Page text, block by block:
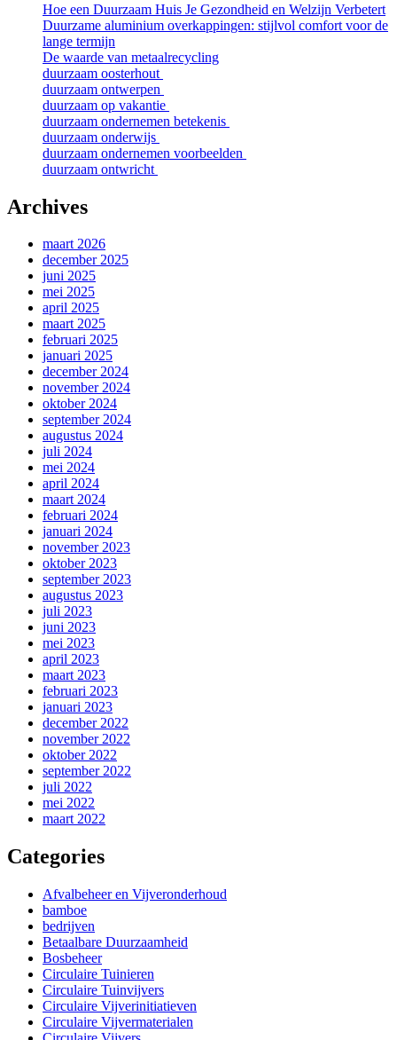
Hoe een Duurzaam Huis Je Gezondheid en Welzijn Verbetert
Duurzame aluminium overkappingen: stijlvol comfort voor de
lange termijn
De waarde van metaalrecycling
duurzaam oosterhout
duurzaam ontwerpen
duurzaam op vakantie
duurzaam ondernemen betekenis
duurzaam onderwijs
duurzaam ondernemen voorbeelden
duurzaam ontwricht
Archives
maart 2026
december 2025
juni 2025
mei 2025
april 2025
maart 2025
februari 2025
januari 2025
december 2024
november 2024
oktober 2024
september 2024
augustus 2024
juli 2024
mei 2024
april 2024
maart 2024
februari 2024
januari 2024
november 2023
oktober 2023
september 2023
augustus 2023
juli 2023
juni 2023
mei 2023
april 2023
maart 2023
februari 2023
januari 2023
december 2022
november 2022
oktober 2022
september 2022
juli 2022
mei 2022
maart 2022
Categories
Afvalbeheer en Vijveronderhoud
bamboe
bedrijven
Betaalbare Duurzaamheid
Bosbeheer
Circulaire Tuinieren
Circulaire Tuinvijvers
Circulaire Vijverinitiatieven
Circulaire Vijvermaterialen